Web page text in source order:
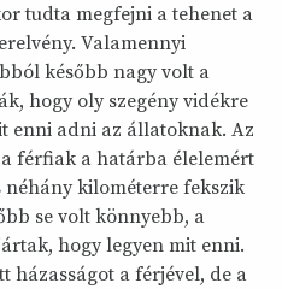
tudta megfejni a tehenet a
Valamennyi
később nagy volt a
hogy oly szegény vidékre
enni adni az állatoknak. Az
férfiak a határba élelemért
kilométerre fekszik
se volt könnyebb, a
hogy legyen mit enni.
házasságot a férjével, de a